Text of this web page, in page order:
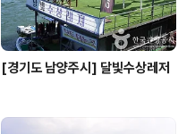
[경기도 남양주시] 달빛수상레저